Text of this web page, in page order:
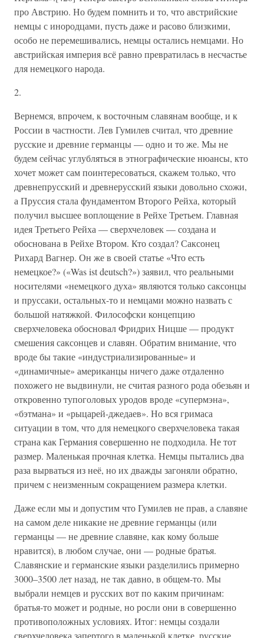
про Австрию. Но будем помнить и то, что австрийские
немцы с инородцами, пусть даже и расово близкими,
особо не перемешивались, немцы остались немцами. Но
австрийская империя всё равно превратилась в несчастье
для немецкого народа.
2.
Вернемся, впрочем, к восточным славянам вообще, и к
России в частности. Лев Гумилев считал, что древние
русские и древние германцы — одно и то же. Мы не
будем сейчас углубляться в этнографические нюансы, кто
хочет может сам поинтересоваться, скажем только, что
древнепрусский и древнерусский языки довольно схожи,
а Пруссия стала фундаментом Второго Рейха, который
получил высшее воплощение в Рейхе Третьем. Главная
идея Третьего Рейха — сверхчеловек — создана и
обоснована в Рейхе Втором. Кто создал? Саксонец
Рихард Вагнер. Он же в своей статье «Что есть
немецкое?» («Was ist deutsch?») заявил, что реальными
носителями «немецкого духа» являются только саксонцы
и пруссаки, остальных-то и немцами можно назвать с
большой натяжкой. Философски концепцию
сверхчеловека обосновал Фридрих Ницше — продукт
смешения саксонцев и славян. Обратим внимание, что
вроде бы такие «индустриализированные» и
«динамичные» американцы ничего даже отдаленно
похожего не выдвинули, не считая разного рода обезьян и
откровенно тупоголовых уродов вроде «супермэна»,
«бэтмана» и «рыцарей-джедаев». Но вся гримаса
ситуации в том, что для немецкого сверхчеловека такая
страна как Германия совершенно не подходила. Не тот
размер. Маленькая прочная клетка. Немцы пытались два
раза вырваться из неё, но их дважды загоняли обратно,
причем с неизменным сокращением размера клетки.
Даже если мы и допустим что Гумилев не прав, а славяне
на самом деле никакие не древние германцы (или
германцы — не древние славяне, как кому больше
нравится), в любом случае, они — родные братья.
Славянские и германские языки разделились примерно
3000–3500 лет назад, не так давно, в общем-то. Мы
выбрали немцев и русских вот по каким причинам:
братья-то может и родные, но росли они в совершенно
противоположных условиях. Итог: немцы создали
сверхчеловека запертого в маленькой клетке, русские